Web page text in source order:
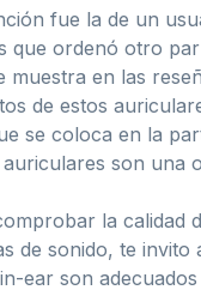
fue la de un
ordenó otro
en las
de estos
se coloca en la
son una
la
de sonido, te
ear son